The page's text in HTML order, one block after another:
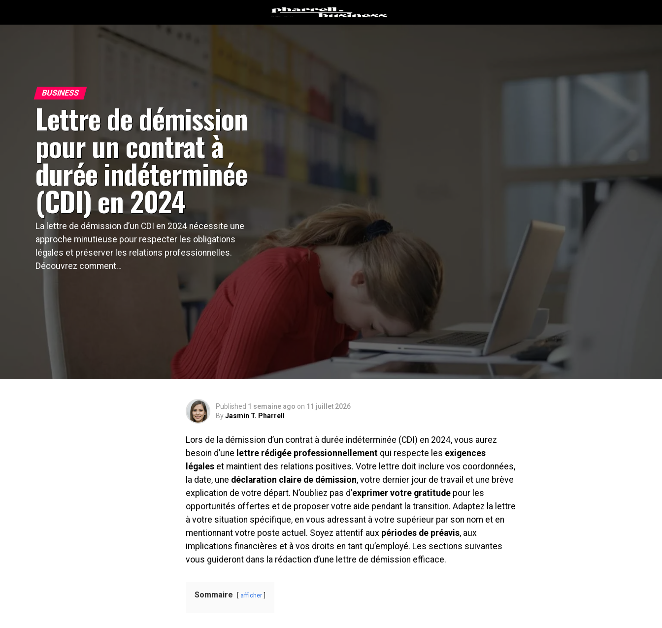
BUSINESS
Lettre de démission
pour un contrat à
durée indéterminée
(CDI) en 2024
La lettre de démission d’un CDI en 2024 nécessite une
approche minutieuse pour respecter les obligations
légales et préserver les relations professionnelles.
Découvrez comment…
Published 1 semaine ago on 11 juillet 2026
ByJasmin T. Pharrell
Lors de la démission d’un contrat à durée indéterminée (CDI) en 2024, vous aurez
besoin d’une lettre rédigée professionnellement qui respecte les exigences
légales et maintient des relations positives. Votre lettre doit inclure vos coordonnées,
la date, une déclaration claire de démission, votre dernier jour de travail et une brève
explication de votre départ. N’oubliez pas d’exprimer votre gratitude pour les
opportunités offertes et de proposer votre aide pendant la transition. Adaptez la lettre
à votre situation spécifique, en vous adressant à votre supérieur par son nom et en
mentionnant votre poste actuel. Soyez attentif aux périodes de préavis, aux
implications financières et à vos droits en tant qu’employé. Les sections suivantes
vous guideront dans la rédaction d’une lettre de démission efficace.
Sommaire afficher